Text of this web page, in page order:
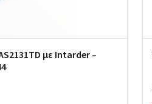
με Intarder –